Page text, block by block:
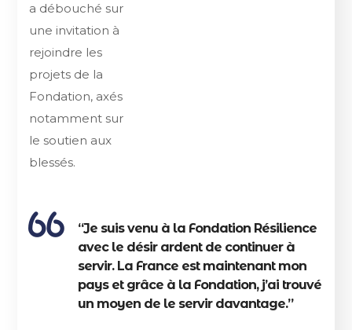
a débouché sur
une invitation à
rejoindre les
projets de la
Fondation, axés
notamment sur
le soutien aux
blessés.
“Je suis venu à la Fondation Résilience
avec le désir ardent de continuer à
servir. La France est maintenant mon
pays et grâce à la Fondation, j’ai trouvé
un moyen de le servir davantage.”